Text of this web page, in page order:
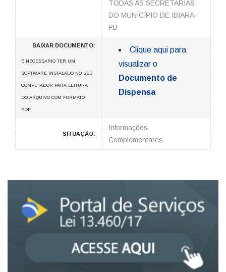
TODAS AS SECRETARIAS
DO MUNICÍPIO DE IBIARA-
PB
BAIXAR DOCUMENTO:
É NECESSARIO TER UM
SOFTWARE INSTALADO NO SEU
COMPUTADOR PARA LEITURA
DO ARQUIVO COM FORMATO
PDF
Clique aqui para
visualizar o
Documento de
Dispensa
SITUAÇÃO:
Informações
Complementares